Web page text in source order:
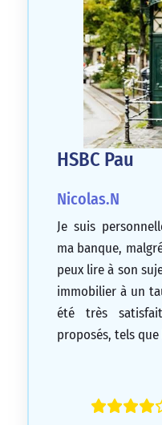
HSBC Pau
Nicolas.N
Je suis
ma banque,
peux lire à son
immobilier à un
été très
proposés, tels
frais bancaires.
bancaire, la